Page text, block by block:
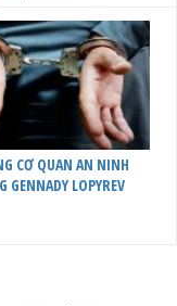
CƠ QUAN AN NINH
GENNADY LOPYREV